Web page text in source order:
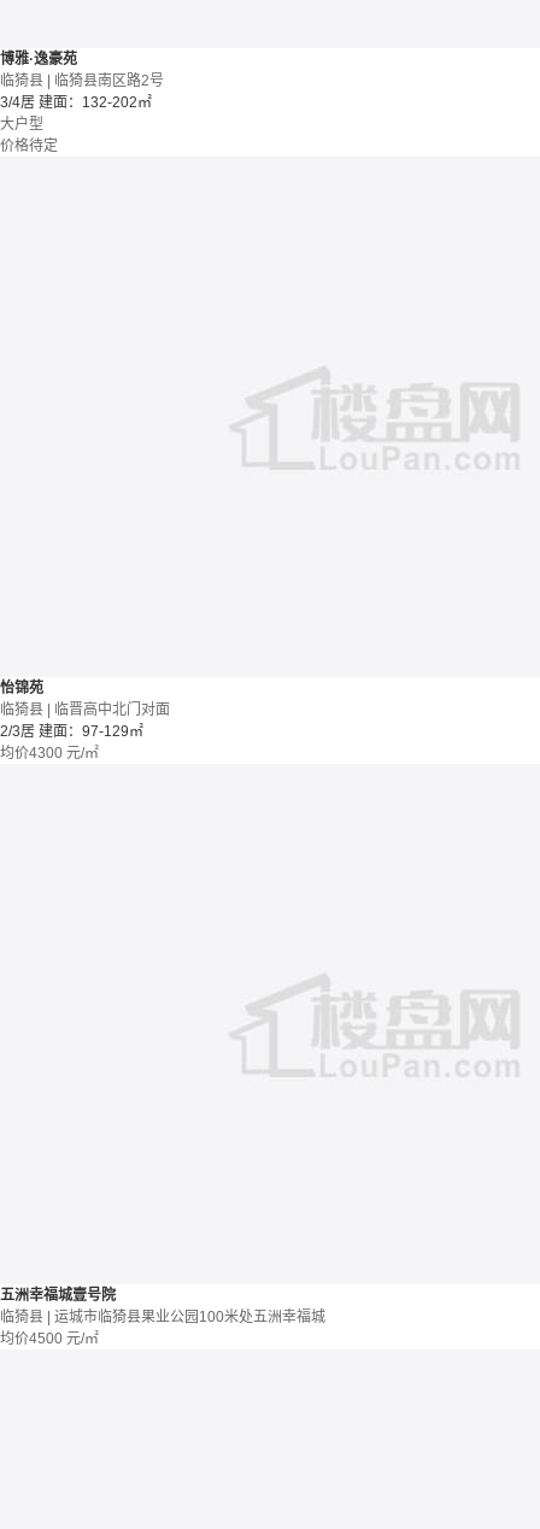
博雅·逸豪苑
临猗县 | 临猗县南区路2号
3/4居 建面：132-202㎡
大户型
价格待定
怡锦苑
临猗县 | 临晋高中北门对面
2/3居 建面：97-129㎡
均价4300 元/㎡
五洲幸福城壹号院
临猗县 | 运城市临猗县果业公园100米处五洲幸福城
均价4500 元/㎡